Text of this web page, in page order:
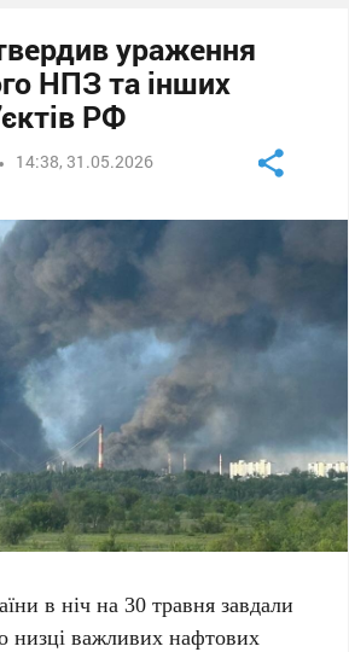
ураження
НПЗ та інших
РФ
14:38, 31.05.2026
в ніч на30 травня завдали
низці важливих нафтових